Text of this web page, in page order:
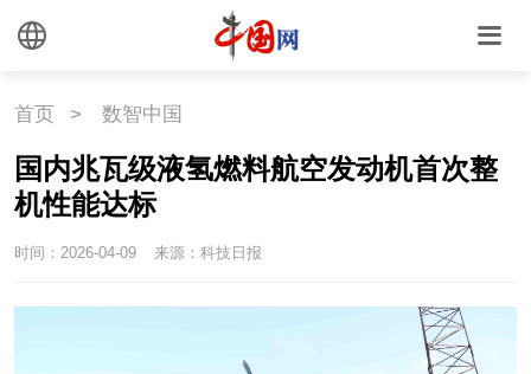
首页 > 数智中国
国内兆瓦级液氢燃料航空发动机首次整
机性能达标
时间：2026-04-09 来源：科技日报